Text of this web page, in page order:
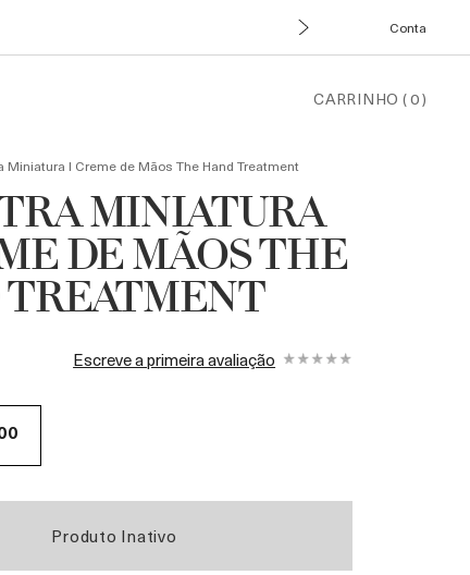
Conta
CARRINHO (0)
Miniatura l Creme de Mãos The Hand Treatment
MINIATURA
DE MÃOS THE
Escreve a primeira avaliação
Produto Inativo